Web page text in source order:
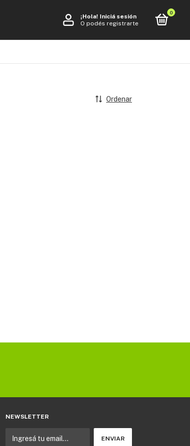
¡Hola! Iniciá sesión
O podés registrarte
0
Ordenar
NEWSLETTER